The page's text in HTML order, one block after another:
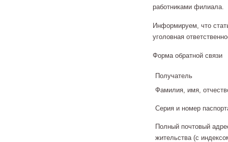
работниками филиала.
Информируем, что
уголовная
Форма обратной связи
Получатель
Фамилия, имя,
Серия и номер
Полный почтовый
жительства (с